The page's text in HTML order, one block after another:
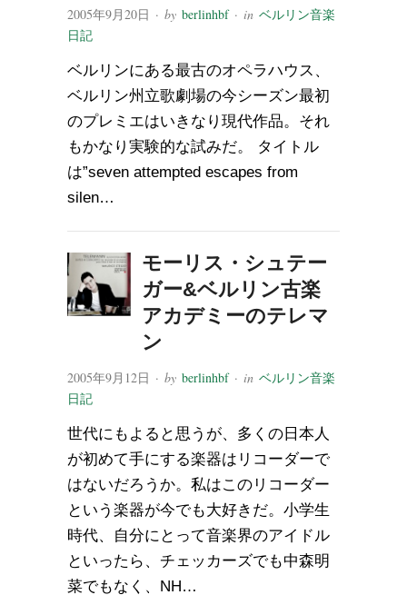
2005年9月20日 · by berlinhbf· in ベルリン音楽
日記
ベルリンにある最古のオペラハウス、
ベルリン州立歌劇場の今シーズン最初
のプレミエはいきなり現代作品。それ
もかなり実験的な試みだ。 タイトル
は”seven attempted escapes from
silen…
モーリス・シュテー
ガー&ベルリン古楽
アカデミーのテレマ
ン
2005年9月12日 · by berlinhbf· in ベルリン音楽
日記
世代にもよると思うが、多くの日本人
が初めて手にする楽器はリコーダーで
はないだろうか。私はこのリコーダー
という楽器が今でも大好きだ。小学生
時代、自分にとって音楽界のアイドル
といったら、チェッカーズでも中森明
菜でもなく、NH…